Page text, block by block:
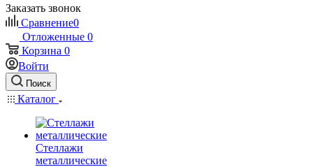
Заказать звонок
Сравнение0
Отложенные 0
Корзина 0
Войти
Поиск
Каталог
Стеллажи
металлические